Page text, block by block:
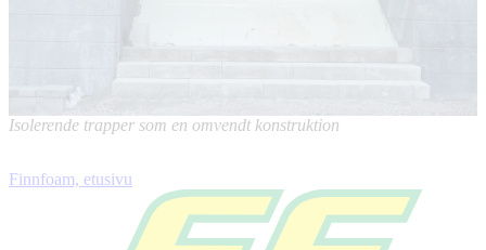
Isolerende trapper som en omvendt konstruktion
Finnfoam, etusivu